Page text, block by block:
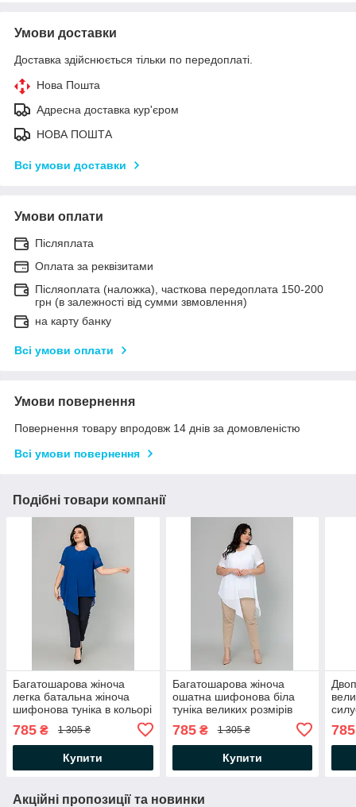
Умови доставки
Доставка здійснюється тільки по передоплаті.
Нова Пошта
Адресна доставка кур'єром
НОВА ПОШТА
Всі умови доставки
Умови оплати
Післяплата
Оплата за реквізитами
Післяоплата (наложка), часткова передоплата 150-200
грн (в залежності від сумми звмовлення)
на карту банку
Всі умови оплати
Умови повернення
Повернення товару впродовж 14 днів за домовленістю
Всі умови повернення
Подібні товари компанії
Багатошарова жіноча
легка батальна жіноча
шифонова туніка в кольорі
785 ₴ 1 305 ₴
Купити
Багатошарова жіноча
ошатна шифонова біла
туніка великих розмірів
785₴ 1 305 ₴
Купити
785
Акційні пропозиції та новинки